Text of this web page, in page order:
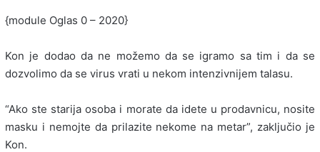
{module Oglas 0 – 2020}
Kon je dodao da ne možemo da se igramo sa tim i da se
dozvolimo da se virus vrati u nekom intenzivnijem talasu.
“Ako ste starija osoba i morate da idete u prodavnicu, nosite
masku i nemojte da prilazite nekome na metar”, zaključio je
Kon.